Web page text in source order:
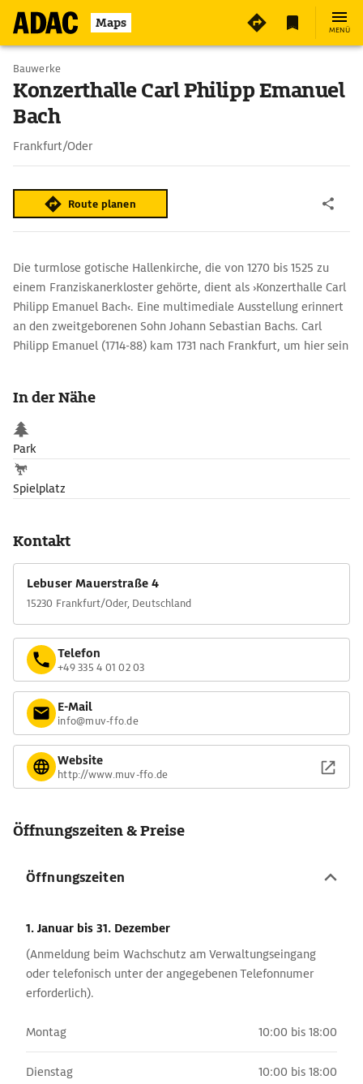
Maps MENÜ
Bauwerke
Konzerthalle Carl Philipp Emanuel
Bach
Frankfurt/Oder
Route planen
Die turmlose gotische Hallenkirche, die von 1270 bis 1525 zu
einem Franziskanerkloster gehörte, dient als ›Konzerthalle Carl
Philipp Emanuel Bach‹. Eine multimediale Ausstellung erinnert
an den zweitgeborenen Sohn Johann Sebastian Bachs. Carl
Philipp Emanuel (1714-88) kam 1731 nach Frankfurt, um hier sein
bedeutendste der allesamt hochbegabten Bach-Söhne.
In der Nähe
Park
Spielplatz
Kontakt
Lebuser Mauerstraße 4
15230 Frankfurt/Oder, Deutschland
Telefon
+49 335 4 01 02 03
E-Mail
info@muv-ffo.de
Website
http://www.muv-ffo.de
Öffnungszeiten & Preise
Öffnungszeiten
1. Januar bis 31. Dezember
(Anmeldung beim Wachschutz am Verwaltungseingang
oder telefonisch unter der angegebenen Telefonnumer
erforderlich).
Montag 10:00 bis 18:00
Dienstag 10:00 bis 18:00